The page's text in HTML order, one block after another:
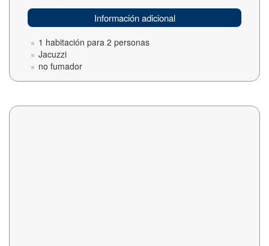
Información adicional
1 habitación para 2 personas
Jacuzzi
no fumador